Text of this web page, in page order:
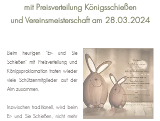
mit Preisverteilung Königsschießen
und Vereinsmeisterschaft am 28.03.2024
Beim heurigen "Er- und Sie
Schießen" mit Preisverteilung und
Königsproklamation trafen wieder
viele Schützenmitglieder auf der
Alm zusammen.
Inzwischen traditionell, wird beim
Er- und Sie Schießen, nicht mehr